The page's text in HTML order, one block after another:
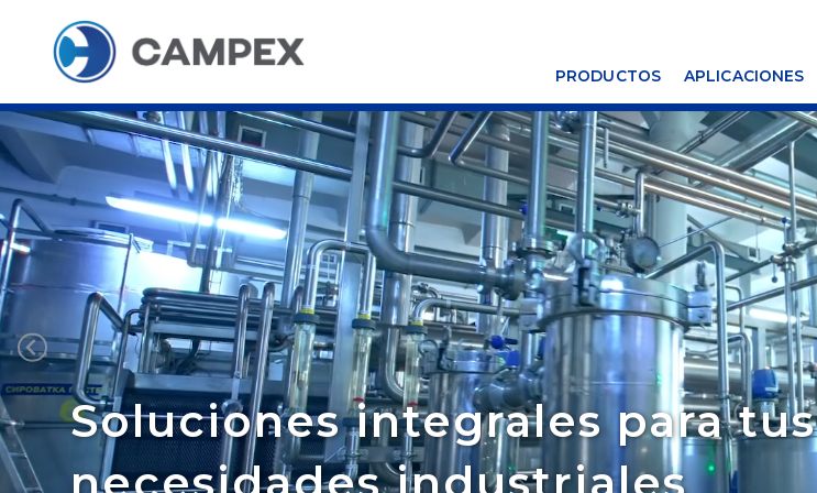
PRODUCTOS APLICACIONES
Soluciones integrales para tus
necesidades industriales